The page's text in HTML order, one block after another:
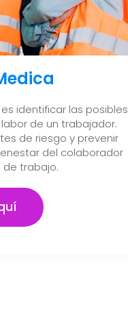
identificar las posibles
de un trabajador.
de riesgo y prevenir
del colaborador
trabajo.